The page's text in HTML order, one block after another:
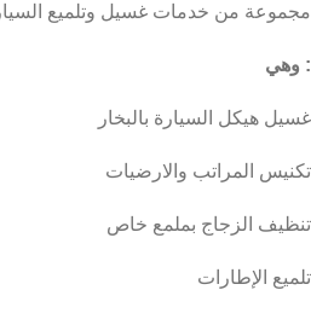
مجموعة من خدمات غسيل وتلميع
: وهي
غسيل هيكل السيارة بالبخار
تكنيس المراتب والارضيات
تنظيف الزجاج بملمع خاص
تلميع الإطارات